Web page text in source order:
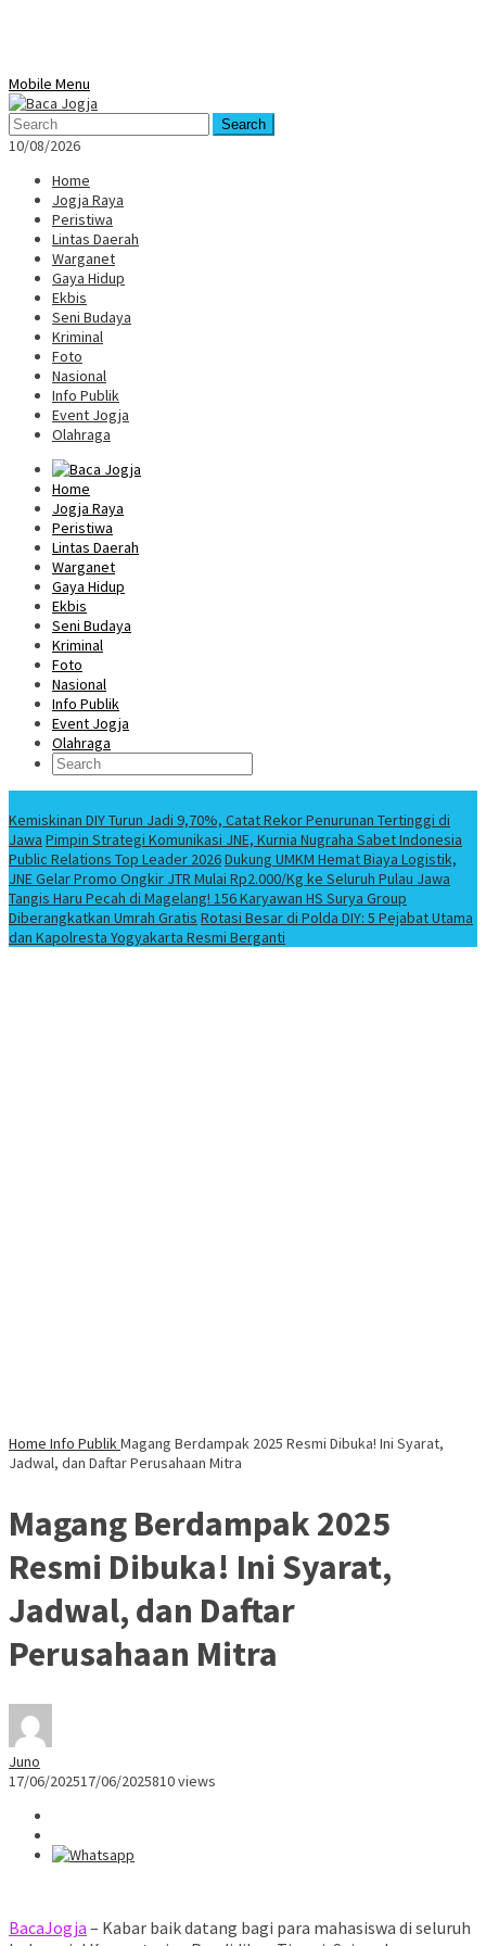
Mobile Menu
Search
10/08/2026
Home
Jogja Raya
Peristiwa
Lintas Daerah
Warganet
Gaya Hidup
Ekbis
Seni Budaya
Kriminal
Foto
Nasional
Info Publik
Event Jogja
Olahraga
Home
Jogja Raya
Peristiwa
Lintas Daerah
Warganet
Gaya Hidup
Ekbis
Seni Budaya
Kriminal
Foto
Nasional
Info Publik
Event Jogja
Olahraga
Kemiskinan DIY Turun Jadi 9,70%, Catat Rekor Penurunan Tertinggi di
Jawa Pimpin Strategi Komunikasi JNE, Kurnia Nugraha Sabet Indonesia
Public Relations Top Leader 2026Dukung UMKM Hemat Biaya Logistik,
JNE Gelar Promo Ongkir JTR Mulai Rp2.000/Kg ke Seluruh Pulau Jawa
Tangis Haru Pecah di Magelang! 156 Karyawan HS Surya Group
Diberangkatkan Umrah Gratis Rotasi Besar di Polda DIY: 5 Pejabat Utama
dan Kapolresta Yogyakarta Resmi Berganti
Home Info PublikMagang Berdampak 2025 Resmi Dibuka! Ini Syarat,
Jadwal, dan Daftar Perusahaan Mitra
Magang Berdampak 2025
Resmi Dibuka! Ini Syarat,
Jadwal, dan Daftar
Perusahaan Mitra
Juno
17/06/202517/06/2025810 views
BacaJogja – Kabar baik datang bagi para mahasiswa di seluruh